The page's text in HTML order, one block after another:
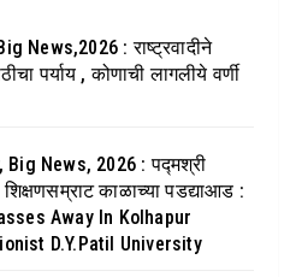
News,2026 : राष्ट्रवादीने
पर्याय , कोणाची लागलीये वर्णी
Big News, 2026 : पद्मश्री
काळाच्या पडद्याआड :
Away In Kolhapur
D.Y.Patil University